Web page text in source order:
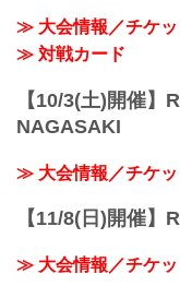
≫ 大会情報／チケッ
≫ 対戦カード
【10/3(土)開催
NAGASAKI
≫ 大会情報／チケッ
【11/8(日)開催
≫ 大会情報／チケッ